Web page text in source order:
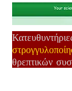
θρεπτικών